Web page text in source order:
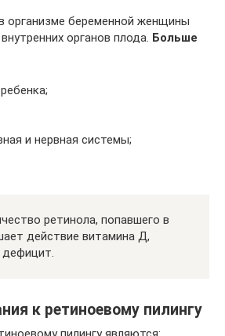
организме беременной женщины
органов плода. Больше
и нервная системы;
ретинола, попавшего в
действие витамина Д,
к ретиноевому пилингу